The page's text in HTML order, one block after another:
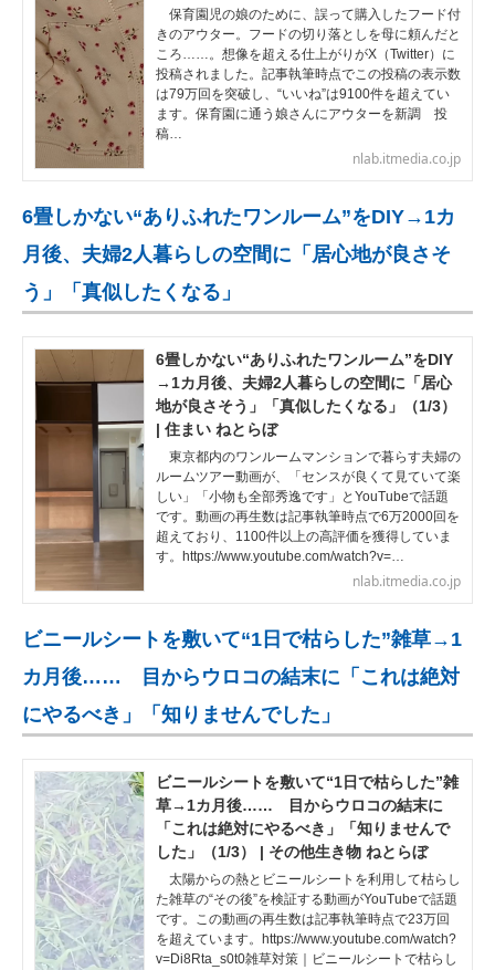
保育園児の娘のために、誤って購入したフード付
きのアウター。フードの切り落としを母に頼んだと
ころ……。想像を超える仕上がりがX（Twitter）に
投稿されました。記事執筆時点でこの投稿の表示数
は79万回を突破し、“いいね”は9100件を超えてい
ます。保育園に通う娘さんにアウターを新調 投
稿…
nlab.itmedia.co.jp
6畳しかない“ありふれたワンルーム”をDIY→1カ
月後、夫婦2人暮らしの空間に「居心地が良さそ
う」「真似したくなる」
6畳しかない“ありふれたワンルーム”をDIY
→1カ月後、夫婦2人暮らしの空間に「居心
地が良さそう」「真似したくなる」（1/3）
| 住まい ねとらぼ
東京都内のワンルームマンションで暮らす夫婦の
ルームツアー動画が、「センスが良くて見ていて楽
しい」「小物も全部秀逸です」とYouTubeで話題
です。動画の再生数は記事執筆時点で6万2000回を
超えており、1100件以上の高評価を獲得していま
す。https://www.youtube.com/watch?v=…
nlab.itmedia.co.jp
ビニールシートを敷いて“1日で枯らした”雑草→1
カ月後…… 目からウロコの結末に「これは絶対
にやるべき」「知りませんでした」
ビニールシートを敷いて“1日で枯らした”雑
草→1カ月後…… 目からウロコの結末に
「これは絶対にやるべき」「知りませんで
した」（1/3） | その他生き物 ねとらぼ
太陽からの熱とビニールシートを利用して枯らし
た雑草の“その後”を検証する動画がYouTubeで話題
です。この動画の再生数は記事執筆時点で23万回
を超えています。https://www.youtube.com/watch?
v=Di8Rta_s0t0雑草対策｜ビニールシートで枯らし